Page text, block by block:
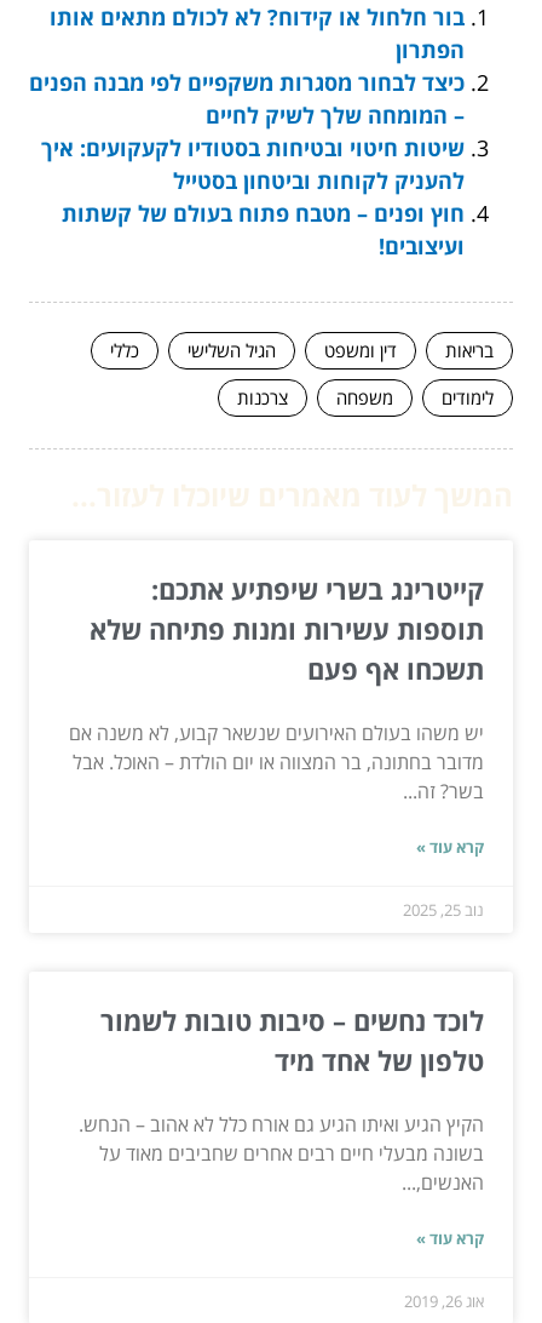
בור חלחול או קידוח? לא לכולם מתאים אותו
הפתרון
כיצד לבחור מסגרות משקפיים לפי מבנה הפנים
– המומחה שלך לשיק לחיים
שיטות חיטוי ובטיחות בסטודיו לקעקועים: איך
להעניק לקוחות וביטחון בסטייל
חוץ ופנים – מטבח פתוח בעולם של קשתות
ועיצובים!
בריאות דין ומשפט הגיל השלישי
כללי
לימודים
משפחה צרכנות
קייטרינג בשרי שיפתיע אתכם:
תוספות עשירות ומנות פתיחה שלא
תשכחו אף פעם
יש משהו בעולם האירועים שנשאר קבוע, לא משנה אם
מדובר בחתונה, בר המצווה או יום הולדת – האוכל. אבל
בשר? זה...
קרא עוד »
נוב 25, 2025
לוכד נחשים – סיבות טובות לשמור
טלפון של אחד מיד
הקיץ הגיע ואיתו הגיע גם אורח כלל לא אהוב – הנחש.
בשונה מבעלי חיים רבים אחרים שחביבים מאוד על
האנשים,...
קרא עוד »
אוג 26, 2019